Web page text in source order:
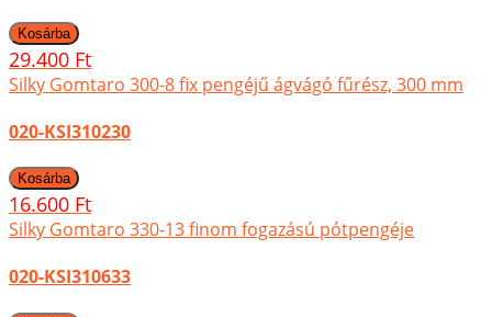
29.400 Ft
Silky Gomtaro 300-8 fix pengéjű ágvágó fűrész, 300 mm
020-KSI310230
16.600 Ft
Silky Gomtaro 330-13 finom fogazású pótpengéje
020-KSI310633